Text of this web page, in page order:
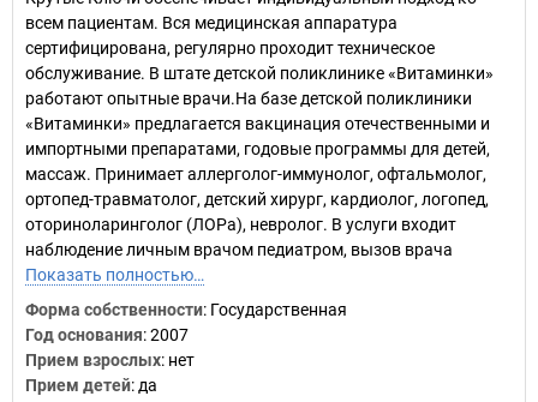
всем пациентам. Вся медицинская аппаратура
сертифицирована, регулярно проходит техническое
обслуживание. В штате детской поликлинике «Витаминки»
работают опытные врачи.На базе детской поликлиники
«Витаминки» предлагается вакцинация отечественными и
импортными препаратами, годовые программы для детей,
массаж. Принимает аллерголог-иммунолог, офтальмолог,
ортопед-травматолог, детский хирург, кардиолог, логопед,
оториноларинголог (ЛОРа), невролог. В услуги входит
наблюдение личным врачом педиатром, вызов врача
Показать полностью…
Форма собственности: Государственная
Год основания:2007
Прием взрослых: нет
Прием детей: да